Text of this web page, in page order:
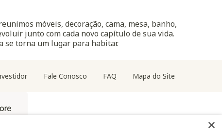
móveis, decoração, cama, mesa, banho,
junto com cada novo capítulo de sua vida.
se torna um lugar para habitar.
Fale Conosco FAQ Mapa do Site
×